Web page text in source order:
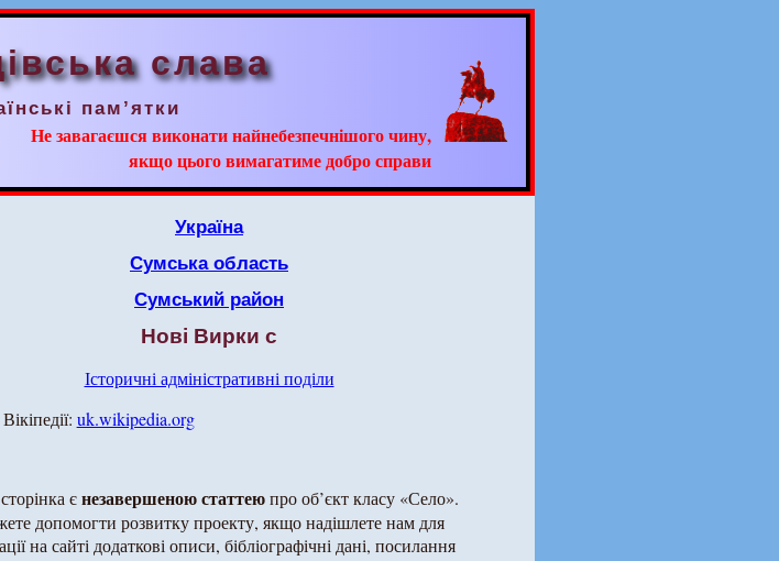
слава
пам’ятки
Не завагаєшся виконати найнебезпечнішого чину,
якщо цього вимагатиме добро справи
Україна
Сумська область
Сумський район
Нові Вирки с
Історичні адміністративні поділи
uk.wikipedia.org
єнезавершеною статтеюпро об’єкт класу «Село».
допомогти розвитку проекту, якщо надішлете нам для
на сайті додаткові описи, бібліографічні дані, посилання